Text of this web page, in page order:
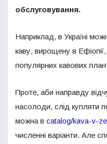
обслуговування.
Наприклад, в Україні
каву, вирощену в Ефіопії,
популярних кавових
Проте, аби направду
насолоди, слід купляти
можна в catalog/kava-v-
численні варіанти. Але